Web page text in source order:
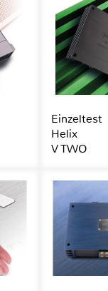
Einzeltest
Helix
V TWO